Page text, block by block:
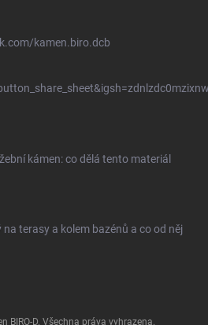
kamen.biro.dcb
kámen: co dělá tento materiál
terasy a kolem bazénů a co od něj
BIRO-D. Všechna práva vyhrazena.